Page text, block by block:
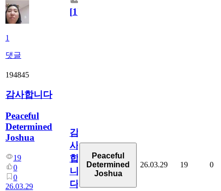
1
댓글
[1]
194845
감사합니다
Peaceful
Determined
Joshua
19
0
0
26.03.29
감
사
합
니
다
Peaceful
Determined
Joshua
26.03.29 19 0